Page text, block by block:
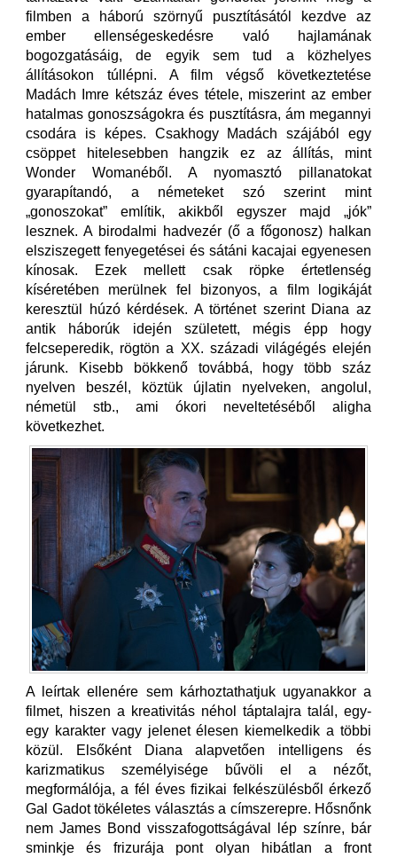
filmben a háború szörnyű pusztításától kezdve az
ember ellenségeskedésre való hajlamának
bogozgatásáig, de egyik sem tud a közhelyes
állításokon túllépni. A film végső következtetése
Madách Imre kétszáz éves tétele, miszerint az ember
hatalmas gonoszságokra és pusztításra, ám megannyi
csodára is képes. Csakhogy Madách szájából egy
csöppet hitelesebben hangzik ez az állítás, mint
Wonder Womanéből. A nyomasztó pillanatokat
gyarapítandó, a németeket szó szerint mint
„gonoszokat” említik, akikből egyszer majd „jók”
lesznek. A birodalmi hadvezér (ő a főgonosz) halkan
elsziszegett fenyegetései és sátáni kacajai egyenesen
kínosak. Ezek mellett csak röpke értetlenség
kíséretében merülnek fel bizonyos, a film logikáját
keresztül húzó kérdések. A történet szerint Diana az
antik háborúk idején született, mégis épp hogy
felcseperedik, rögtön a XX. századi világégés elején
járunk. Kisebb bökkenő továbbá, hogy több száz
nyelven beszél, köztük újlatin nyelveken, angolul,
németül stb., ami ókori neveltetéséből aligha
következhet.
A leírtak ellenére sem kárhoztathatjuk ugyanakkor a
filmet, hiszen a kreativitás néhol táptalajra talál, egy-
egy karakter vagy jelenet élesen kiemelkedik a többi
közül. Elsőként Diana alapvetően intelligens és
karizmatikus személyisége bűvöli el a nézőt,
megformálója, a fél éves fizikai felkészülésből érkező
Gal Gadot tökéletes választás a címszerepre. Hősnőnk
nem James Bond visszafogottságával lép színre, bár
sminkje és frizurája pont olyan hibátlan a front